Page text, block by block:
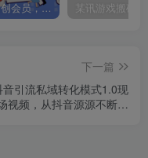
加入朽念云创会员，全站资源免费学习。
下一篇
音引流私域转化模式1.0现
视频，从抖音源源不断把